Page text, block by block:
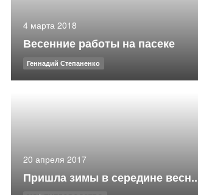
4 марта 2018
Весенние работы на пасеке
Геннадий Степаненко
20 апреля 2017
Пришла зимы в середине